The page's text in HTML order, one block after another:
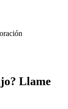
Llame